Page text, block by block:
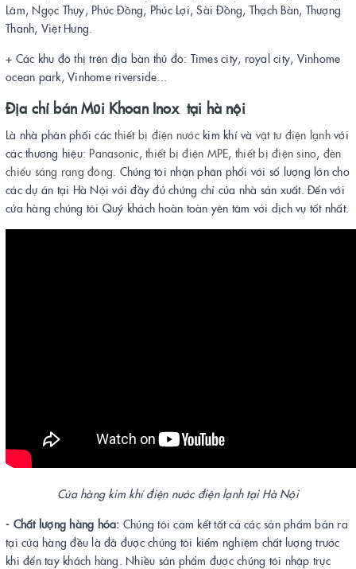
Lâm, Ngọc Thụy, Phúc Đồng, Phúc Lợi, Sài Đồng, Thạch Bàn, Thượng
Thanh, Việt Hưng.
+ Các khu đô thị trên địa bàn thủ đô: Times city, royal city, Vinhome
ocean park, Vinhome riverside...
Địa chỉ bánMũi Khoan Inox tại hà nội
Là nhà phân phối cácthiết bị điện nướckim khí và vật tư điện lạnhvới
các thương hiệu: Panasonic, thiết bị điện MPE, thiết bị điện sino, đèn
chiếu sáng rạng đông . Chúng tôi nhận phân phối với số lượng lớn cho
các dự án tại Hà Nội với đầy đủ chứng chỉ của nhà sản xuất. Đến với
cửa hàng chúng tôi Quý khách hoàn toàn yên tâm với dịch vụ tốt nhất.
Cửa hàng kim khí điện nước điện lạnh tại Hà Nội
- Chất lượng hàng hóa: Chúng tôi cam kết tất cả các sản phẩm bán ra
tại cửa hàng đều là đã được chúng tôi kiểm nghiệm chất lượng trước
khi đến tay khách hàng. Nhiều sản phẩm được chúng tôi nhập trực